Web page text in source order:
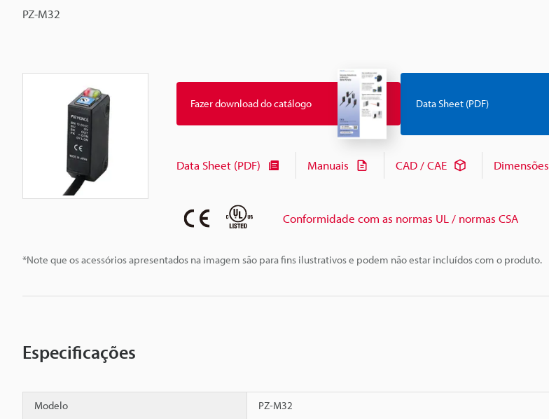
PZ-M32
*Note que os acessórios apresentados na imagem são para fins ilustrativos e podem não estar incluídos com o produto.
Fazer download do catálogo Data Sheet (PDF)
Data Sheet (PDF) Manuais CAD / CAE Dimensões
Conformidade com as normas UL / normas CSA
Especificações
Modelo PZ-M32